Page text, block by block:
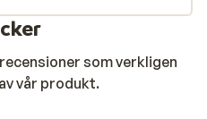
som verkligen
vår produkt.